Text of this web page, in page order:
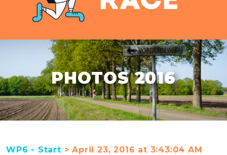
PHOTOS 2016
WP6 - Start > April 23, 2016 at 3:43:04 AM